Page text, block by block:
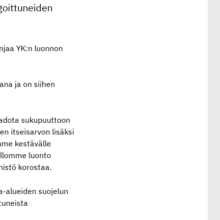
YK:n luonnon
ja on siihen
sukupuuttoon
itseisarvon lisäksi
kestävälle
luonto
korostaa.
alueiden suojelun